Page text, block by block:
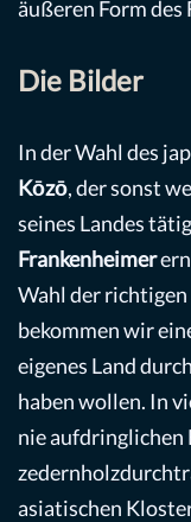
äußeren Form
Die Bilder
In der Wahl des
Kōzō, der sonst
seines Landes
Frankenheimer
Wahl der richtigen
bekommen wir
eigenes Land
haben wollen. In
nie aufdringlichen
asiatischen